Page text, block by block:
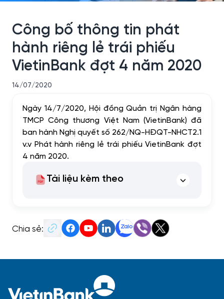
Công bố thông tin phát
hành riêng lẻ trái phiếu
VietinBank đợt 4 năm 2020
14/07/2020
Ngày 14/7/2020, Hội đồng Quản trị Ngân hàng
TMCP Công thương Việt Nam (VietinBank) đã
ban hành Nghị quyết số 262/NQ-HĐQT-NHCT2.1
v.v Phát hành riêng lẻ trái phiếu VietinBank đợt
4 năm 2020.
Tài liệu kèm theo
Chia sẻ: